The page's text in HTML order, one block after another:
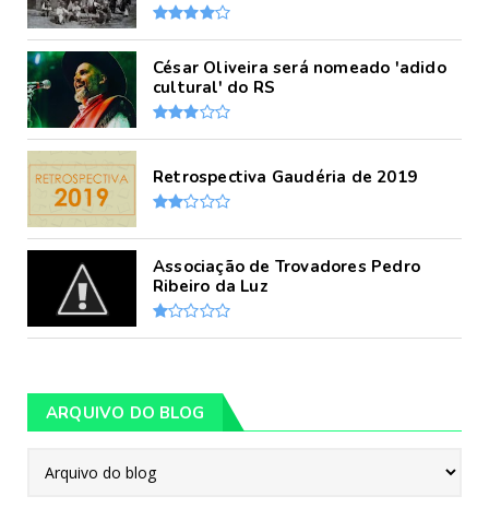
César Oliveira será nomeado 'adido
cultural' do RS
Retrospectiva Gaudéria de 2019
Associação de Trovadores Pedro
Ribeiro da Luz
ARQUIVO DO BLOG